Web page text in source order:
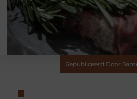
Gepubliceerd Door